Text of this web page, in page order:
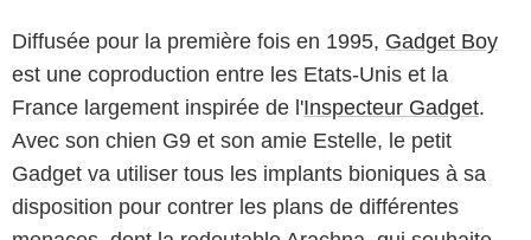
Diffusée pour la première fois en 1995, Gadget Boy
est une coproduction entre les Etats-Unis et la
France largement inspirée de l'Inspecteur Gadget.
Avec son chien G9 et son amie Estelle, le petit
Gadget va utiliser tous les implants bioniques à sa
disposition pour contrer les plans de différentes